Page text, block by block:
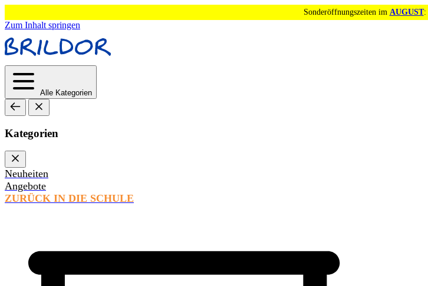
Sonderöffnungszeiten im AUGUST:
Zum Inhalt springen
Alle Kategorien
Kategorien
Neuheiten
Angebote
ZURÜCK IN DIE SCHULE